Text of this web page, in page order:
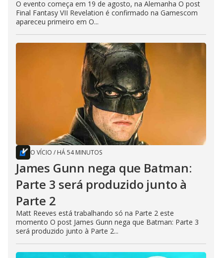
O evento começa em 19 de agosto, na Alemanha O post
Final Fantasy VII Revelation é confirmado na Gamescom
apareceu primeiro em O...
O VÍCIO / HÁ 54 MINUTOS
James Gunn nega que Batman:
Parte 3 será produzido junto à
Parte 2
Matt Reeves está trabalhando só na Parte 2 este
momento O post James Gunn nega que Batman: Parte 3
será produzido junto à Parte 2...